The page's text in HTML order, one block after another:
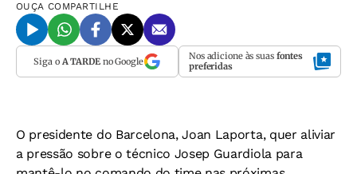
OUÇA COMPARTILHE
Siga o A TARDEno Google Nos adicione às suas fontes
preferidas
O presidente do Barcelona, Joan Laporta, quer aliviar
a pressão sobre o técnico Josep Guardiola para